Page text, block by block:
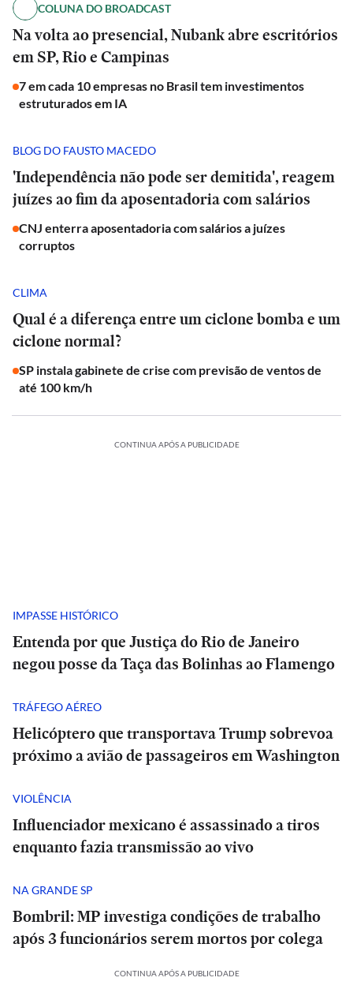
COLUNA DO BROADCAST
Na volta ao presencial, Nubank abre escritórios
em SP, Rio e Campinas
7 em cada 10 empresas no Brasil tem investimentos
estruturados em IA
BLOG DO FAUSTO MACEDO
'Independência não pode ser demitida', reagem
juízes ao fim da aposentadoria com salários
CNJ enterra aposentadoria com salários a juízes
corruptos
CLIMA
Qual é a diferença entre um ciclone bomba e um
ciclone normal?
SP instala gabinete de crise com previsão de ventos de
até 100 km/h
CONTINUA APÓS A PUBLICIDADE
IMPASSE HISTÓRICO
Entenda por que Justiça do Rio de Janeiro
negou posse da Taça das Bolinhas ao Flamengo
TRÁFEGO AÉREO
Helicóptero que transportava Trump sobrevoa
próximo a avião de passageiros em Washington
VIOLÊNCIA
Influenciador mexicano é assassinado a tiros
enquanto fazia transmissão ao vivo
NA GRANDE SP
Bombril: MP investiga condições de trabalho
após 3 funcionários serem mortos por colega
CONTINUA APÓS A PUBLICIDADE